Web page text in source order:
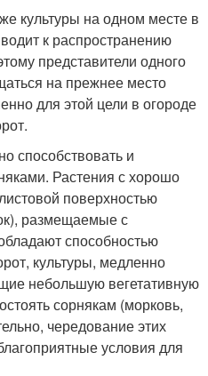
культуры на одном месте в
к распространению
представители одного
на прежнее место
для этой цели в огороде
способствовать и
Растения с хорошо
поверхностью
размещаемые с
способностью
культуры, медленно
небольшую вегетативную
сорнякам (морковь,
чередование этих
условия для